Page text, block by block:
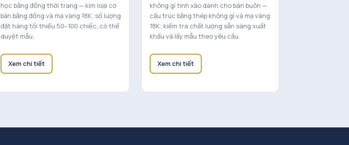
học bằng đồng thời trang — kim loại cơ
bản bằng đồng và mạ vàng 18K; số lượng
đặt hàng tối thiểu 50–100 chiếc, có thể
duyệt mẫu.
Xem chi tiết
không gỉ tinh xảo dành cho bán buôn —
cấu trúc bằng thép không gỉ và mạ vàng
18K; kiểm tra chất lượng sẵn sàng xuất
khẩu và lấy mẫu theo yêu cầu.
Xem chi tiết